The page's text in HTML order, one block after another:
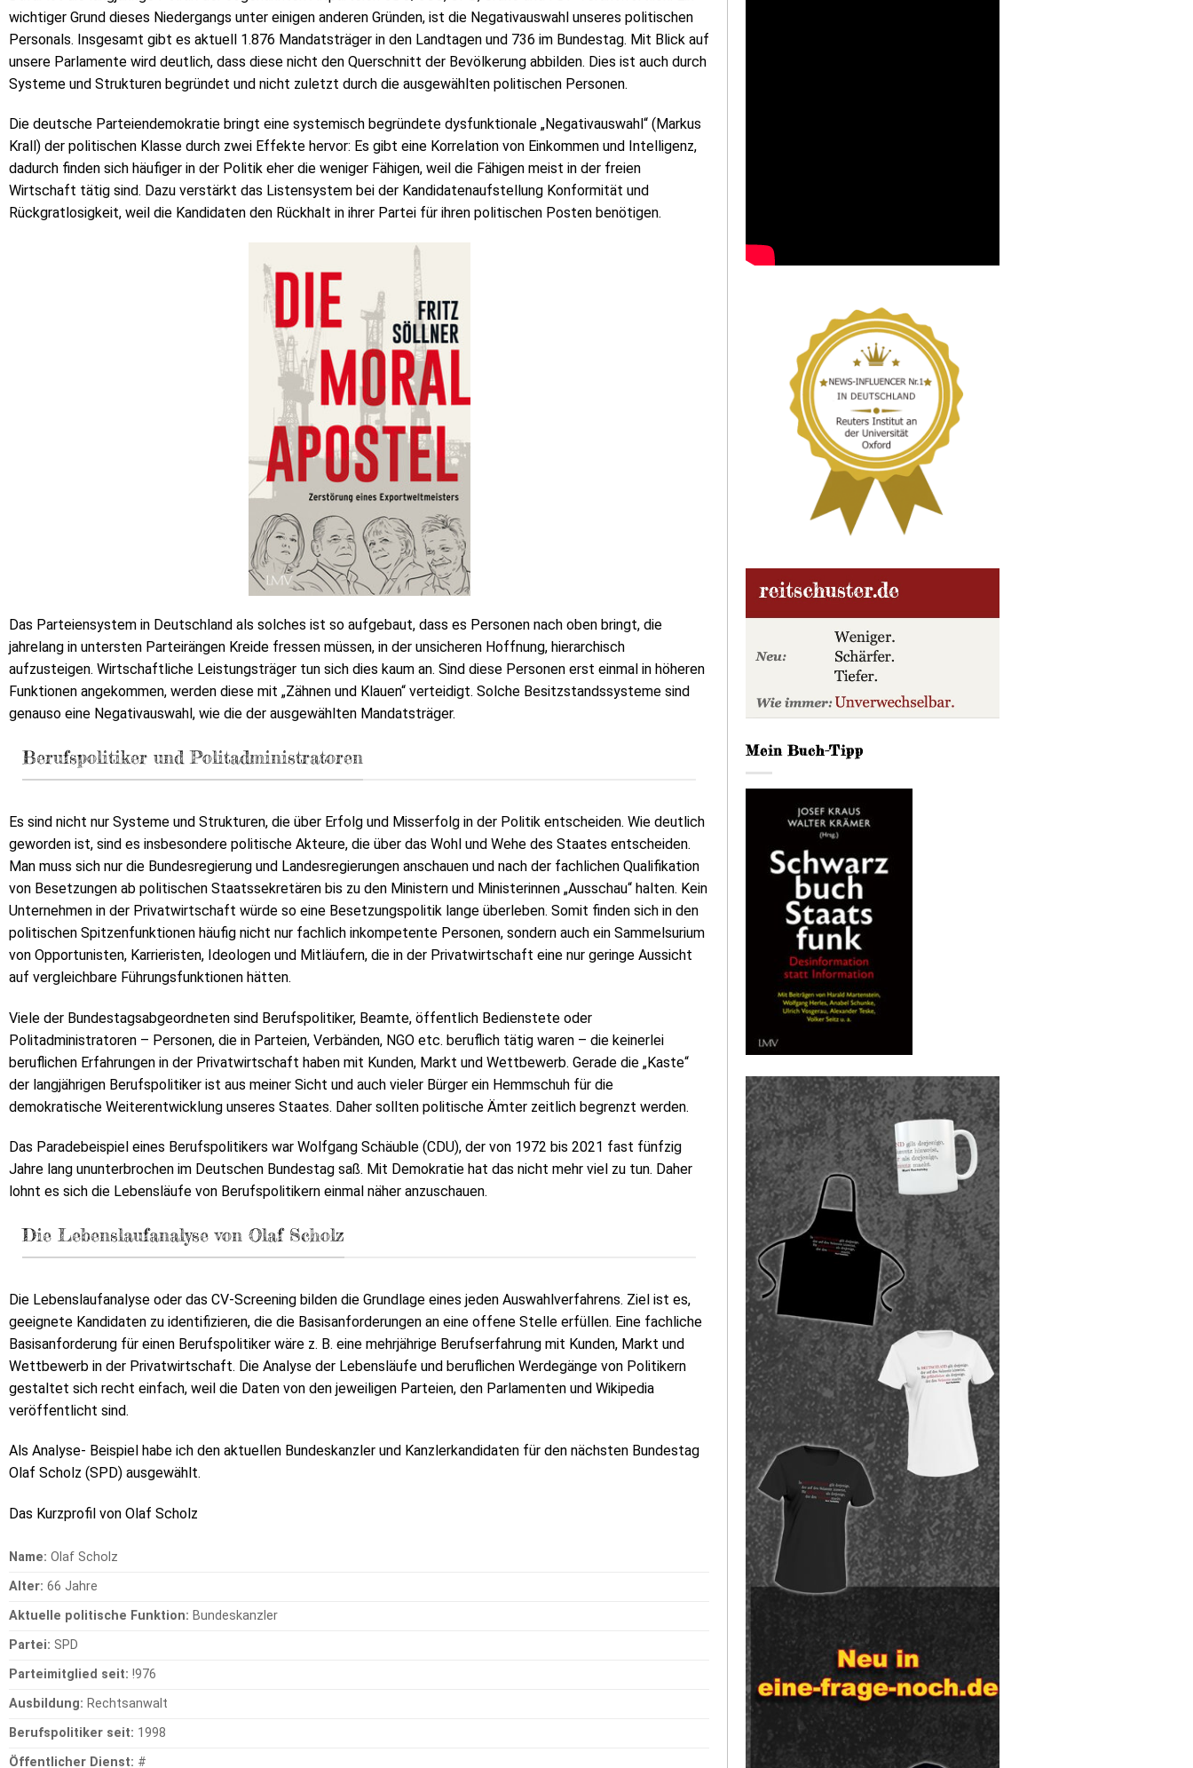
wichtiger Grund dieses Niedergangs unter einigen anderen Gründen, ist die Negativauswahl unseres politischen
Personals. Insgesamt gibt es aktuell 1.876 Mandatsträger in den Landtagen und 736 im Bundestag. Mit Blick auf
unsere Parlamente wird deutlich, dass diese nicht den Querschnitt der Bevölkerung abbilden. Dies ist auch durch
Systeme und Strukturen begründet und nicht zuletzt durch die ausgewählten politischen Personen.
Die deutsche Parteiendemokratie bringt eine systemisch begründete dysfunktionale „Negativauswahl“ (Markus
Krall) der politischen Klasse durch zwei Effekte hervor: Es gibt eine Korrelation von Einkommen und Intelligenz,
dadurch finden sich häufiger in der Politik eher die weniger Fähigen, weil die Fähigen meist in der freien
Wirtschaft tätig sind. Dazu verstärkt das Listensystem bei der Kandidatenaufstellung Konformität und
Rückgratlosigkeit, weil die Kandidaten den Rückhalt in ihrer Partei für ihren politischen Posten benötigen.
Das Parteiensystem in Deutschland als solches ist so aufgebaut, dass es Personen nach oben bringt, die
jahrelang in untersten Parteirängen Kreide fressen müssen, in der unsicheren Hoffnung, hierarchisch
aufzusteigen. Wirtschaftliche Leistungsträger tun sich dies kaum an. Sind diese Personen erst einmal in höheren
Funktionen angekommen, werden diese mit „Zähnen und Klauen“ verteidigt. Solche Besitzstandssysteme sind
genauso eine Negativauswahl, wie die der ausgewählten Mandatsträger.
Berufspolitiker und Politadministratoren
Es sind nicht nur Systeme und Strukturen, die über Erfolg und Misserfolg in der Politik entscheiden. Wie deutlich
geworden ist, sind es insbesondere politische Akteure, die über das Wohl und Wehe des Staates entscheiden.
Man muss sich nur die Bundesregierung und Landesregierungen anschauen und nach der fachlichen Qualifikation
von Besetzungen ab politischen Staatssekretären bis zu den Ministern und Ministerinnen „Ausschau“ halten. Kein
Unternehmen in der Privatwirtschaft würde so eine Besetzungspolitik lange überleben. Somit finden sich in den
politischen Spitzenfunktionen häufig nicht nur fachlich inkompetente Personen, sondern auch ein Sammelsurium
von Opportunisten, Karrieristen, Ideologen und Mitläufern, die in der Privatwirtschaft eine nur geringe Aussicht
auf vergleichbare Führungsfunktionen hätten.
Viele der Bundestagsabgeordneten sind Berufspolitiker, Beamte, öffentlich Bedienstete oder
Politadministratoren – Personen, die in Parteien, Verbänden, NGO etc. beruflich tätig waren – die keinerlei
beruflichen Erfahrungen in der Privatwirtschaft haben mit Kunden, Markt und Wettbewerb. Gerade die „Kaste“
der langjährigen Berufspolitiker ist aus meiner Sicht und auch vieler Bürger ein Hemmschuh für die
demokratische Weiterentwicklung unseres Staates. Daher sollten politische Ämter zeitlich begrenzt werden.
Das Paradebeispiel eines Berufspolitikers war Wolfgang Schäuble (CDU), der von 1972 bis 2021 fast fünfzig
Jahre lang ununterbrochen im Deutschen Bundestag saß. Mit Demokratie hat das nicht mehr viel zu tun. Daher
lohnt es sich die Lebensläufe von Berufspolitikern einmal näher anzuschauen.
Die Lebenslaufanalyse von Olaf Scholz
Die Lebenslaufanalyse oder das CV-Screening bilden die Grundlage eines jeden Auswahlverfahrens. Ziel ist es,
geeignete Kandidaten zu identifizieren, die die Basisanforderungen an eine offene Stelle erfüllen. Eine fachliche
Basisanforderung für einen Berufspolitiker wäre z. B. eine mehrjährige Berufserfahrung mit Kunden, Markt und
Wettbewerb in der Privatwirtschaft. Die Analyse der Lebensläufe und beruflichen Werdegänge von Politikern
gestaltet sich recht einfach, weil die Daten von den jeweiligen Parteien, den Parlamenten und Wikipedia
veröffentlicht sind.
Als Analyse- Beispiel habe ich den aktuellen Bundeskanzler und Kanzlerkandidaten für den nächsten Bundestag
Olaf Scholz (SPD) ausgewählt.
Das Kurzprofil von Olaf Scholz
Name: Olaf Scholz
Alter: 66 Jahre
Aktuelle politische Funktion: Bundeskanzler
Partei: SPD
Parteimitglied seit: !976
Ausbildung: Rechtsanwalt
Berufspolitiker seit: 1998
Öffentlicher Dienst: #
Mein Buch-Tipp